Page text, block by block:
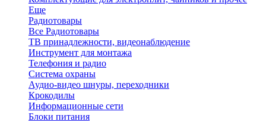
Еще
Радиотовары
Все Радиотовары
ТВ принадлежности, видеонаблюдение
Инструмент для монтажа
Телефония и радио
Система охраны
Аудио-видео шнуры, переходники
Крокодилы
Информационные сети
Блоки питания